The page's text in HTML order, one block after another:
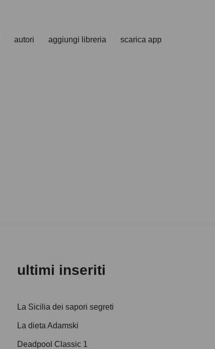
autori aggiungi libreria scarica app
ultimi inseriti
La Sicilia dei sapori segreti
La dieta Adamski
Deadpool Classic 1